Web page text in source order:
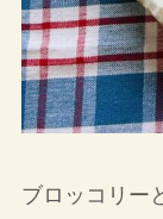
ブロッコリー